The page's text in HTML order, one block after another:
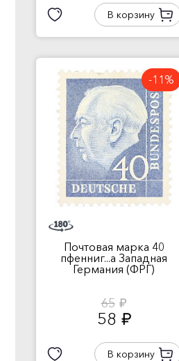
В корзину
-11%
Почтовая марка 40
пфенниг...а Западная
Германия (ФРГ)
65 руб.
58 руб.
В корзину